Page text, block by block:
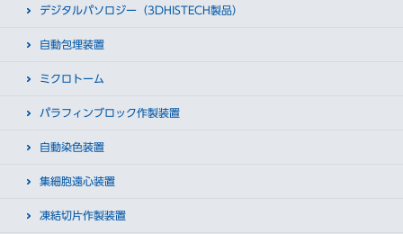
デジタルパソロジー（3DHISTECH製品）
自動包埋装置
ミクロトーム
パラフィンブロック作製装置
自動染色装置
集細胞遠心装置
凍結切片作製装置